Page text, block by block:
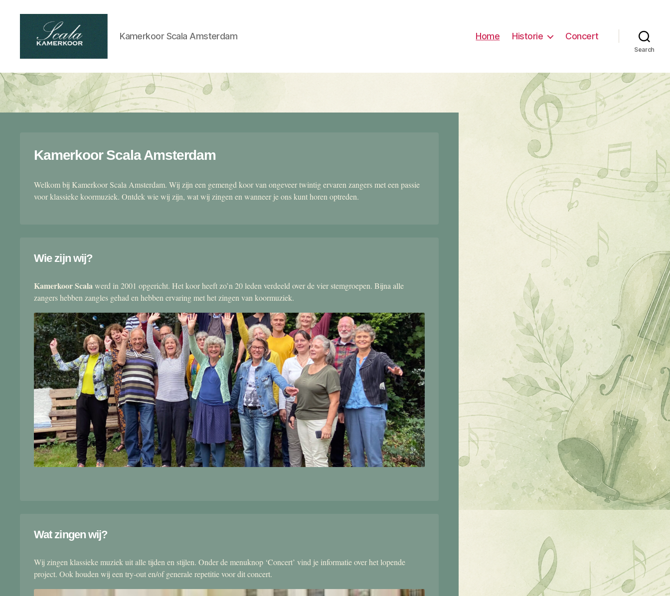
kamerkoor
Kamerkoor Scala Amsterdam Home Historie Concert
Search
Kamerkoor Scala Amsterdam
Welkom bij Kamerkoor Scala Amsterdam. Wij zijn een gemengd koor van ongeveer twintig ervaren zangers met een passie
voor klassieke koormuziek. Ontdek wie wij zijn, wat wij zingen en wanneer je ons kunt horen optreden.
Wie zijn wij?
Kamerkoor Scalawerd in 2001 opgericht. Het koor heeft zo’n 20 leden verdeeld over de vier stemgroepen. Bijna alle
zangers hebben zangles gehad en hebben ervaring met het zingen van koormuziek.
Wat zingen wij?
Wij zingen klassieke muziek uit alle tijden en stijlen. Onder de menuknop ‘Concert’ vind je informatie over het lopende
project. Ook houden wij een try-out en/of generale repetitie voor dit concert.